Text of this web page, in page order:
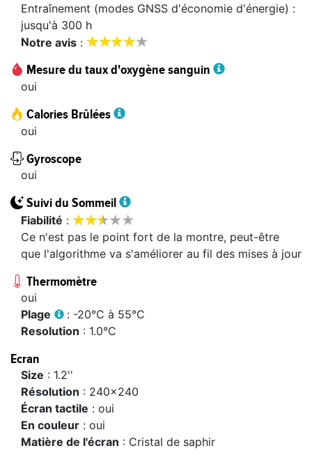
Entraînement (modes GNSS d'économie d'énergie) :
jusqu'à 300 h
notre avis : 

Mesure du taux d'oxygène sanguin
oui
Calories Brûlées
oui
Gyroscope
oui
Suivi du Sommeil
fiabilité : 

Ce n'est pas le point fort de la montre, peut-être
que l'algorithme va s'améliorer au fil des mises à jour
Thermomètre
oui
plage
: -20°C à 55°C
resolution : 1.0°C
Ecran
size : 1.2''
résolution : 240x240
écran tactile : oui
en couleur : oui
matière de l'écran : Cristal de saphir